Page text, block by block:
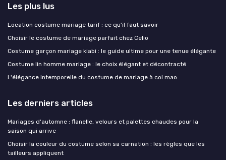
Les plus lus
Location costume mariage tarif : ce qu'il faut savoir
Choisir le costume de mariage parfait chez Celio
Costume garçon mariage kiabi : le guide ultime pour une tenue élégante
Costume lin homme mariage : le choix élégant et décontracté
L'élégance intemporelle du costume de mariage à col mao
Les derniers articles
Mariages d'automne : flanelle, velours et palettes chaudes pour la
saison qui arrive
Choisir la couleur du costume selon sa carnation : les règles que les
tailleurs appliquent